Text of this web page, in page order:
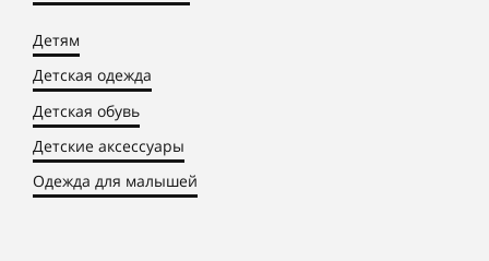
Детям
Детская одежда
Детская обувь
Детские аксессуары
Одежда для малышей